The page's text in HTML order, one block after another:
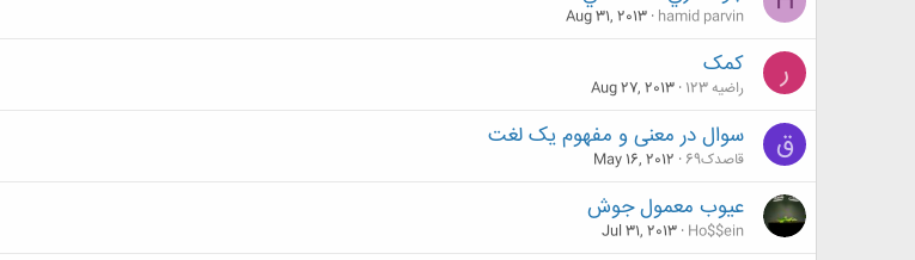
hamid parvin
Aug 31, 2013
ر کمک
راضیه 123 Aug 27, 2013
ق سوال در معنی و مفهوم یک لغت
قاصدک69 May 16, 2012
عیوب معمول جوش
Ho$$ein
Jul 31, 2013